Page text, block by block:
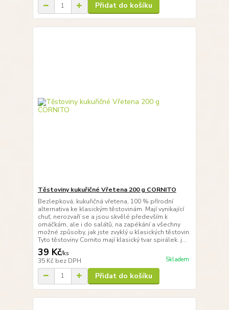
Přidat do košíku
Těstoviny kukuřičné Vřetena 200 g CORNITO
Bezlepková, kukuřičná vřetena, 100 % přírodní
alternativa ke klasickým těstovinám. Mají vynikající
chuť, nerozvaří se a jsou skvělé především k
omáčkám, ale i do salátů, na zapékání a všechny
možné způsoby, jak jste zvyklý u klasických těstovin.
Tyto těstoviny Cornito mají klasický tvar spirálek. j...
39 Kč/ks
35 Kč bez DPH Skladem
Přidat do košíku